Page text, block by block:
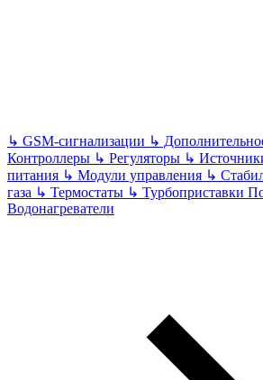
↳ GSM-сигнализации ↳
Контроллеры ↳ Регуляторы ↳
питания ↳ Модули управления ↳
газа ↳ Термостаты ↳ Турбоприставки
Водонагреватели